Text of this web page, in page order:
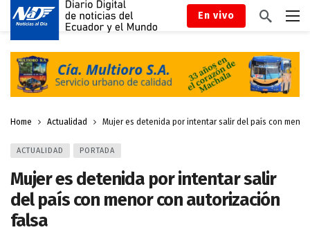
En vivo
Home Actualidad Mujer es detenida por intentar salir del país con
ACTUALIDAD PORTADA
Mujer es detenida por intentar salir
del país con menor con autorización
falsa